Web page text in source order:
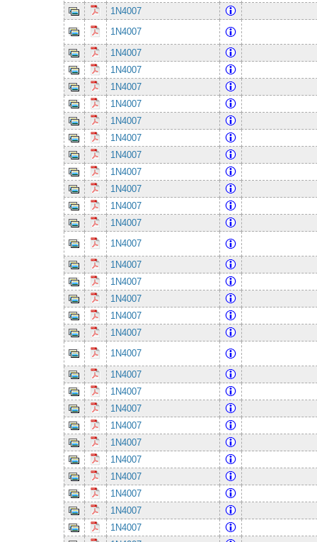
1N4007
1N4007
1N4007
1N4007
1N4007
1N4007
1N4007
1N4007
1N4007
1N4007
1N4007
1N4007
1N4007
1N4007
1N4007
1N4007
1N4007
1N4007
1N4007
1N4007
1N4007
1N4007
1N4007
1N4007
1N4007
1N4007
1N4007
1N4007
1N4007
1N4007